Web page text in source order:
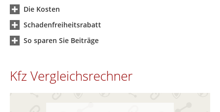
Die Kosten
Schadenfreiheitsrabatt
So sparen Sie Beiträge
Kfz Vergleichsrechner